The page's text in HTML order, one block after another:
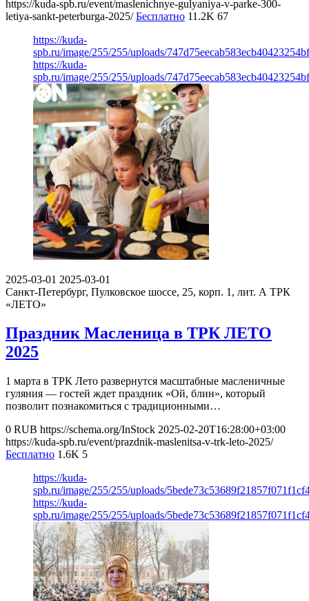
https://kuda-spb.ru/event/maslenichnye-gulyaniya-v-parke-300-
letiya-sankt-peterburga-2025/ Бесплатно 11.2K 67
https://kuda-
spb.ru/image/255/255/uploads/
https://kuda-
spb.ru/image/255/255/uploads/
2025-03-01 2025-03-01
Санкт-Петербург, Пулковское шоссе, 25, корп. 1, лит. А ТРК
«ЛЕТО»
Праздник Масленица в ТРК ЛЕТО
2025
1 марта в ТРК Лето развернутся масштабные масленичные
гуляния — гостей ждет праздник «Ой, блин», который
позволит познакомиться с традиционными…
0 RUB https://schema.org/InStock 2025-02-20T16:28:00+03:00
https://kuda-spb.ru/event/prazdnik-maslenitsa-v-trk-leto-2025/
Бесплатно 1.6K 5
https://kuda-
spb.ru/image/255/255/uploads/
https://kuda-
spb.ru/image/255/255/uploads/